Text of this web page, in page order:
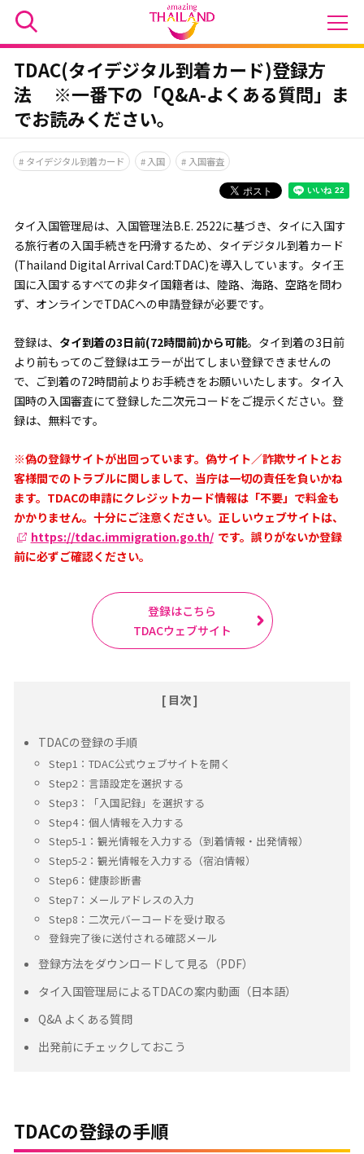
TDAC(タイデジタル到着カード)登録方
法 ※一番下の「Q&A-よくある質問」ま
でお読みください。
タイデジタル到着カード 入国 入国審査
タイ入国管理局は、入国管理法B.E. 2522に基づき、タイに入国す
る旅行者の入国手続きを円滑するため、タイデジタル到着カード
(Thailand Digital Arrival Card:TDAC)を導入しています。タイ王
国に入国するすべての非タイ国籍者は、陸路、海路、空路を問わ
ず、オンラインでTDACへの申請登録が必要です。
登録は、 タイ到着の3日前(72時間前)から可能。タイ到着の3日前
より前もってのご登録はエラーが出てしまい登録できませんの
で、ご到着の72時間前よりお手続きをお願いいたします。タイ入
国時の入国審査にて登録した二次元コードをご提示ください。登
録は、無料です。
※偽の登録サイトが出回っています。偽サイト／詐欺サイトとお
客様間でのトラブルに関しまして、当庁は一切の責任を負いかね
ます。TDACの申請にクレジットカード情報は「不要」で料金も
かかりません。十分にご注意ください。正しいウェブサイトは、
https://tdac.immigration.go.th/ です。誤りがないか登録
前に必ずご確認ください。
登録はこちら
TDACウェブサイト
[ 目次 ]
TDACの登録の手順
Step1：TDAC公式ウェブサイトを開く
Step2：言語設定を選択する
Step3：「入国記録」を選択する
Step4：個人情報を入力する
Step5-1：観光情報を入力する（到着情報・出発情報）
Step5-2：観光情報を入力する（宿泊情報）
Step6：健康診断書
Step7：メールアドレスの入力
Step8：二次元バーコードを受け取る
登録完了後に送付される確認メール
登録方法をダウンロードして見る（PDF）
タイ入国管理局によるTDACの案内動画（日本語）
Q&A よくある質問
出発前にチェックしておこう
TDACの登録の手順